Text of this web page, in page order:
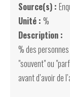
Source(s) :
Unité : %
Description :
% des
"souvent" ou
avant d’avoir de